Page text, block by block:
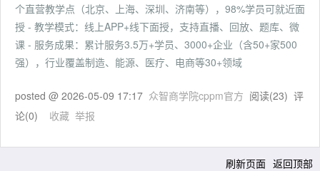
个直营教学点（北京、上海、深圳、济南等），98%学员可就近面
授 - 教学模式：线上APP+线下面授，支持直播、回放、题库、微
课 - 服务成果：累计服务3.5万+学员、3000+企业（含50+家500
强），行业覆盖制造、能源、医疗、电商等30+领域
posted @ 2026-05-09 17:17 众智商学院cppm官方 阅读(23) 评
论(0) 收藏 举报
刷新页面 返回顶部